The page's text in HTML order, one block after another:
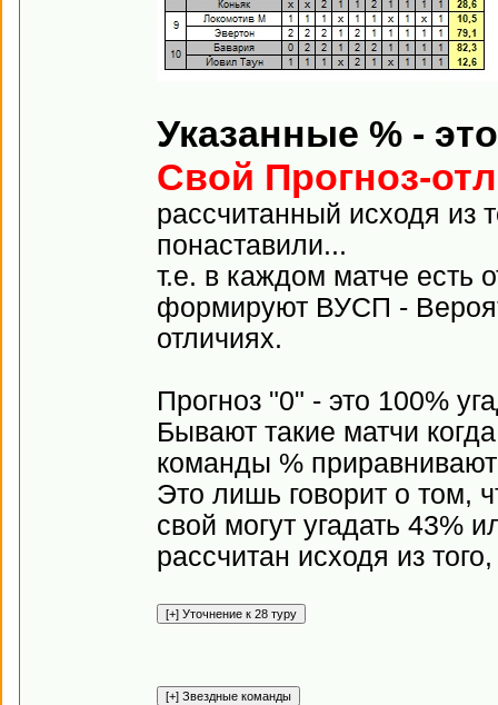
Указанные % -
Свой Прогноз-
рассчитанный исходя из
понаставили...
т.е. в каждом матче есть
формируют ВУСП -
отличиях.
Прогноз "0" - это 100%
Бывают такие матчи
команды %
Это лишь говорит о том,
свой могут угадать 43%
рассчитан исходя из